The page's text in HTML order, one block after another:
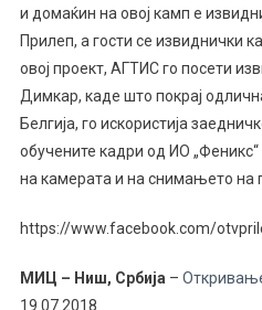
и домаќин на овој камп е
Прилеп, а гости се извиднички
овој проект, АГТИС го посети
Димкар, каде што покрај
Белгија, го искористија
обучените кадри од ИО „Феникс“
на камерата и на снимањето на
https://www.facebook.com/
МИЦ – Ниш, Србија –
19.07.2018